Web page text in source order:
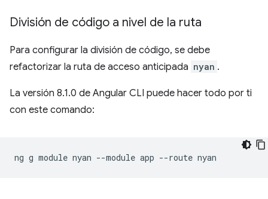
División de código a nivel de la ruta
Para configurar la división de código, se debe
refactorizar la ruta de acceso anticipada nyan .
La versión 8.1.0 de Angular CLI puede hacer todo por ti
con este comando:
ng g module nyan --module app --route